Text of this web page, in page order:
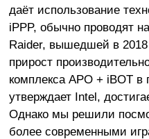
даёт использование
iPPP, обычно проводят
Raider, вышедшей в 2018
прирост
комплекса APO + iBOT
утверждает Intel,
Однако мы решили
более современными